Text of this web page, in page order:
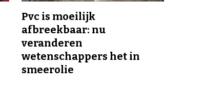
Pvc is moeilijk
afbreekbaar: nu
veranderen
wetenschappers het in
smeerolie